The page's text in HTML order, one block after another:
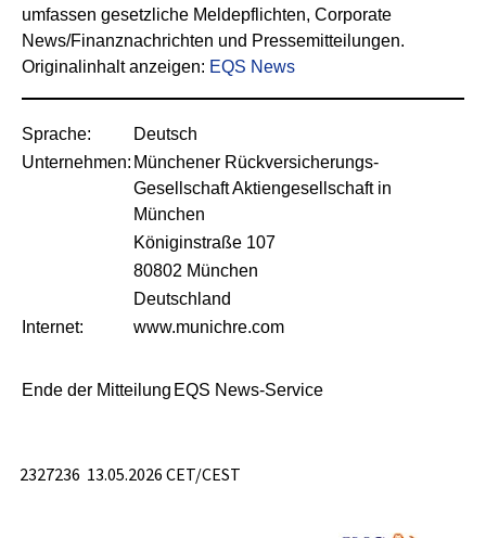
umfassen gesetzliche Meldepflichten, Corporate
News/Finanznachrichten und Pressemitteilungen.
Originalinhalt anzeigen: EQS News
Sprache:
Deutsch
Unternehmen: Münchener Rückversicherungs-
Gesellschaft Aktiengesellschaft in
München
Königinstraße 107
80802 München
Deutschland
Internet:
www.munichre.com
Ende der Mitteilung EQS News-Service
2327236 13.05.2026 CET/CEST